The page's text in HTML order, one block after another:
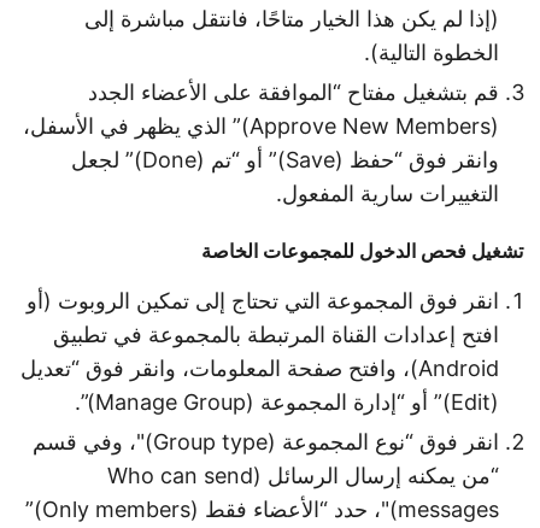
(إذا لم يكن هذا الخيار متاحًا، فانتقل مباشرة إلى
الخطوة التالية).
قم بتشغيل مفتاح “الموافقة على الأعضاء الجدد
(Approve New Members)” الذي يظهر في الأسفل،
وانقر فوق “حفظ (Save)” أو “تم (Done)” لجعل
التغييرات سارية المفعول.
تشغيل فحص الدخول للمجموعات الخاصة
انقر فوق المجموعة التي تحتاج إلى تمكين الروبوت (أو
افتح إعدادات القناة المرتبطة بالمجموعة في تطبيق
Android)، وافتح صفحة المعلومات، وانقر فوق “تعديل
(Edit)” أو “إدارة المجموعة (Manage Group)”.
انقر فوق “نوع المجموعة (Group type)"، وفي قسم
“من يمكنه إرسال الرسائل (Who can send
messages)"، حدد “الأعضاء فقط (Only members)”